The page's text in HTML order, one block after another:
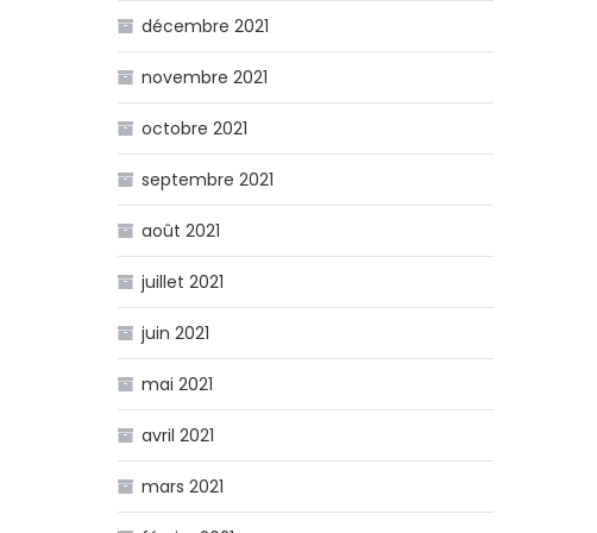
décembre 2021
novembre 2021
octobre 2021
septembre 2021
août 2021
juillet 2021
juin 2021
mai 2021
avril 2021
mars 2021